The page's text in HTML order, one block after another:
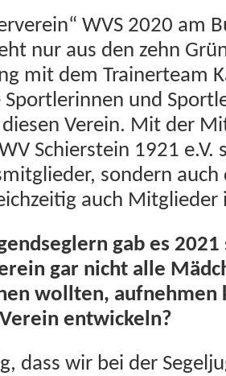
WVS 2020 am
nur aus den zehn
mit dem Train­erteam
Sport­lerin­nen und
diesen Vere­in. Mit der
Schier­stein 1921 e.V.
son­dern
auch Mit­glieder
gab es
gar nicht alle
woll­ten, aufnehmen
entwickeln?
dass wir bei der